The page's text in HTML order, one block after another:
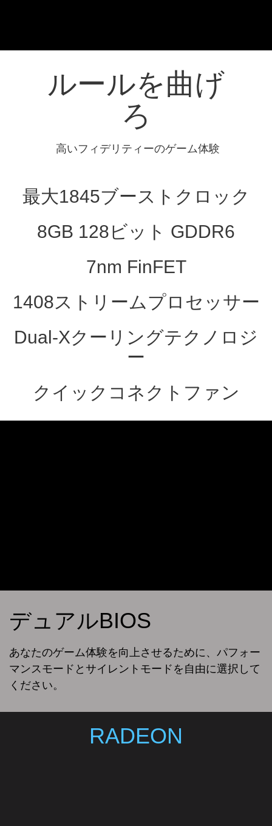
ルールを曲げ
ろ
高いフィデリティーのゲーム体験
最大1845ブーストクロック
8GB 128ビット GDDR6
7nm FinFET
1408ストリームプロセッサー
Dual-Xクーリングテクノロジ
ー
クイックコネクトファン
デュアルBIOS
あなたのゲーム体験を向上させるために、パフォー
マンスモードとサイレントモードを自由に選択して
ください。
RADEON